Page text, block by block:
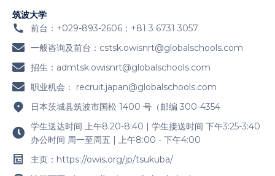
筑波大学
前台：+029-893-2606；+81 3 6731 3057
一般咨询及前台： cstsk.owisnrt@globalschools.com
招生： admtsk.owisnrt@globalschools.com
职业机会： recruit.japan@globalschools.com
日本茨城县筑波市国松 1400 号（邮编 300-4354
学生送达时间 上午8:20-8:40 | 学生接送时间 下午3:25-3:40
办公时间 周一至周五 | 上午8:00 - 下午4:00
主页：https://owis.org/jp/tsukuba/